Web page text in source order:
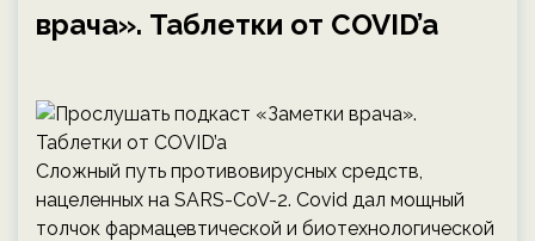
врача». Таблетки от COVID’a
Сложный путь противовирусных средств,
нацеленных на SARS-CoV-2. Covid дал мощный
толчок фармацевтической и биотехнологической